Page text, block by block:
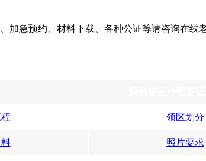
加急预约、材料下载、各种公证等请咨询在
领区划分
照片要求